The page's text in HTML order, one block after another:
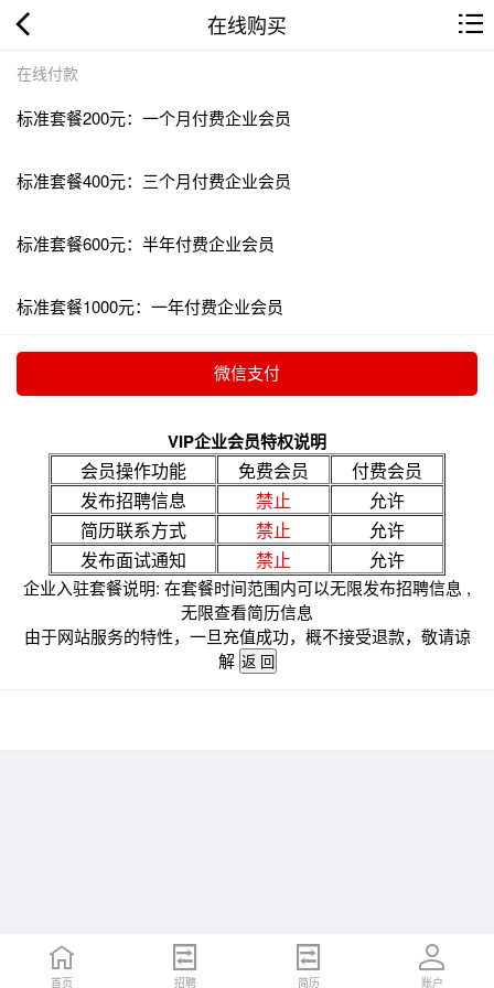
在线购买
在线付款
标准套餐200元：一个月付费企业会员
标准套餐400元：三个月付费企业会员
标准套餐600元：半年付费企业会员
标准套餐1000元：一年付费企业会员
VIP企业会员特权说明
会员操作功能 免费会员
付费会员
发布招聘信息
禁止
允许
简历联系方式
禁止
允许
发布面试通知
禁止 允许
企业入驻套餐说明: 在套餐时间范围内可以无限发布招聘信息 ,
无限查看简历信息
由于网站服务的特性，一旦充值成功，概不接受退款，敬请谅
解
首页 招聘 简历 账户